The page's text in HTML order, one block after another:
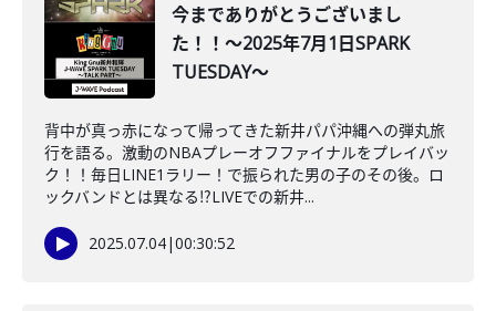
今までありがとうございまし
た！！～2025年7月1日SPARK
TUESDAY～
背中が真っ赤になって帰ってきた新井パパ沖縄への弾丸旅
行を語る。激動のNBAプレーオフファイナルをプレイバッ
ク！！毎日LINE1ラリー！で振られた男の子のその後。ロ
ックバンドとは異なる⁉LIVEでの新井...
2025.07.04|00:30:52